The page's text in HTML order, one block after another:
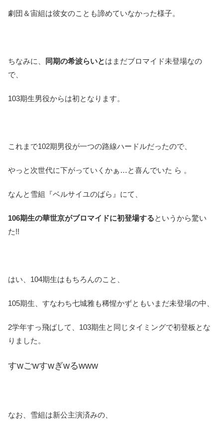
劇団＆宙組は彼女のことも諦めていなかった様子。
ちなみに、 同期の希波らいとはまだブロマイド未登場なの
で、
103期生男役からは初となります。
これまで102期男役が一つの路線ハードルだったので、
やっと次世代に下がっていくかぁ…と喜んでいた ら 。
なんと雪組『ベルサイユのばら』にて、
106期生の華世京がブロマイドに初登場するというから驚い
た!!
はい、104期生はもちろんのこと、
105期生、すなわち七城雅も稀惺かずともいまだ未登場の中、
2学年すっ飛ばして、103期生と同じタイミングで初登板とな
りました。
すwごwすwぎwるwww
なお、雪組は新公主演済みの、